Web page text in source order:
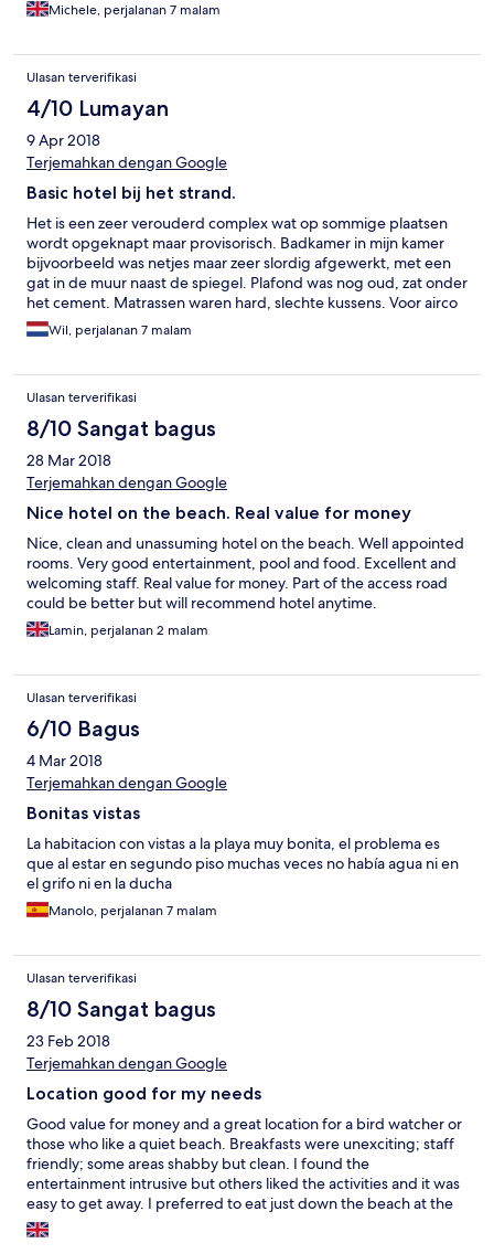
Michele, perjalanan 7 malam
Ulasan terverifikasi
4/10 Lumayan
9 Apr 2018
Terjemahkan dengan Google
Basic hotel bij het strand.
Het is een zeer verouderd complex wat op sommige plaatsen
wordt opgeknapt maar provisorisch. Badkamer in mijn kamer
bijvoorbeeld was netjes maar zeer slordig afgewerkt, met een
gat in de muur naast de spiegel. Plafond was nog oud, zat onder
het cement. Matrassen waren hard, slechte kussens. Voor airco
moet extra betaald worden. Ik kreeg wel een gratis (stoffig
uitziende) fan. Kastdeuren gingen niet dicht. Wel was ik erg
Wil, perjalanan 7 malam
Ulasan terverifikasi
8/10 Sangat bagus
28 Mar 2018
Terjemahkan dengan Google
Nice hotel on the beach. Real value for money
Nice, clean and unassuming hotel on the beach. Well appointed
rooms. Very good entertainment, pool and food. Excellent and
welcoming staff. Real value for money. Part of the access road
could be better but will recommend hotel anytime.
Lamin, perjalanan 2 malam
Ulasan terverifikasi
6/10 Bagus
4 Mar 2018
Terjemahkan dengan Google
Bonitas vistas
La habitacion con vistas a la playa muy bonita, el problema es
que al estar en segundo piso muchas veces no había agua ni en
el grifo ni en la ducha
Manolo, perjalanan 7 malam
Ulasan terverifikasi
8/10 Sangat bagus
23 Feb 2018
Terjemahkan dengan Google
Location good for my needs
Good value for money and a great location for a bird watcher or
those who like a quiet beach. Breakfasts were unexciting; staff
friendly; some areas shabby but clean. I found the
entertainment intrusive but others liked the activities and it was
easy to get away. I preferred to eat just down the beach at the
Konta Kinte